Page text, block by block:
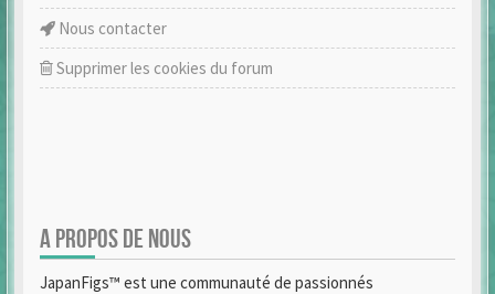
Nous contacter
Supprimer les cookies du forum
A PROPOS DE NOUS
JapanFigs™ est une communauté de passionnés